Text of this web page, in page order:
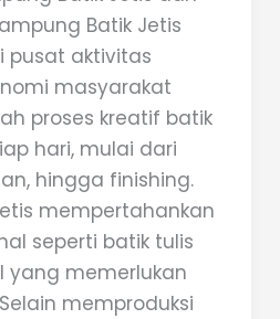
Batik Jetis
pusat aktivitas
masyarakat
proses kreatif batik
hari, mulai dari
hingga finishing.
mempertahankan
seperti batik tulis
memerlukan
memproduksi